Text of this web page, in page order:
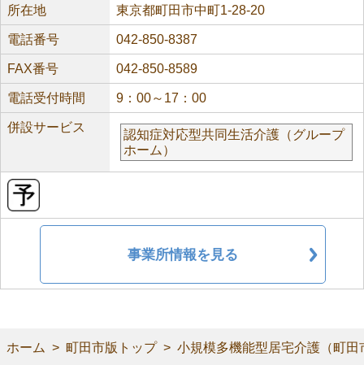
所在地 東京都町田市中町1-28-20
電話番号 042-850-8387
FAX番号 042-850-8589
電話受付時間 9：00～17：00
併設サービス
認知症対応型共同生活介護（グループ
ホーム）
事業所情報を見る
ホーム 町田市版トップ 小規模多機能型居宅介護（町田